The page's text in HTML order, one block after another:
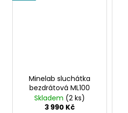
Minelab sluchátka
bezdrátová ML100
Skladem (2 ks)
3 990 Kč